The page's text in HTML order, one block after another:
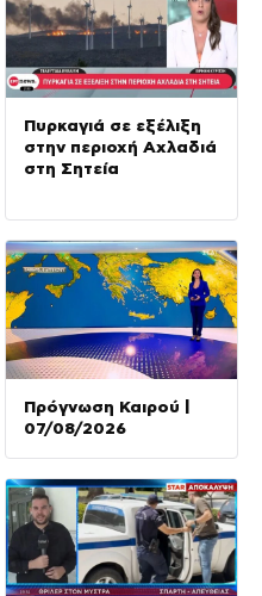
Πυρκαγιά σε εξέλιξη
στην περιοχή Αχλαδιά
στη Σητεία
Πρόγνωση Καιρού |
07/08/2026